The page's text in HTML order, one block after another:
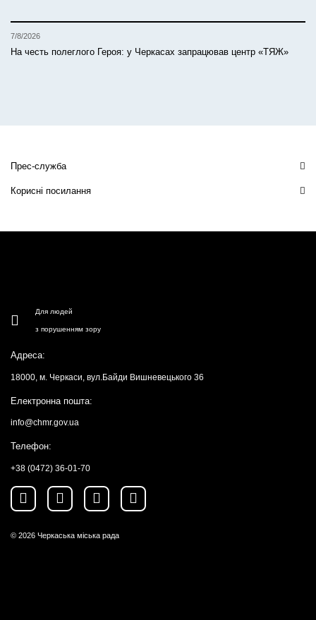
7/8/2026
На честь полеглого Героя: у Черкасах запрацював центр «ТЯЖ»
Прес-служба
Корисні посилання
Для людей
з порушенням зору
Адреса:
18000, м. Черкаси, вул.Байди Вишневецького 36
Електронна пошта:
info@chmr.gov.ua
Телефон:
+38 (0472) 36-01-70
© 2026 Черкаська міська рада